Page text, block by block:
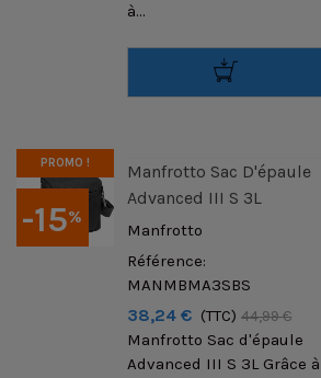
à...
-15%
PROMO !
Manfrotto Sac D'épaule
Advanced III S 3L
Manfrotto
Référence:
MANMBMA3SBS
38,24 € (TTC) 44,99 €
Manfrotto Sac d'épaule
Advanced III S 3L Grâce à